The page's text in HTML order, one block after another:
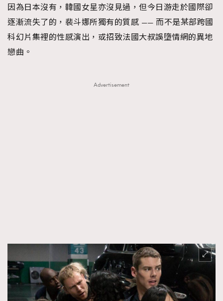
因為日本沒有，韓國女星亦沒見過，但今日游走於國際卻
逐漸流失了的，裴斗娜所獨有的質感 —— 而不是某部跨國
科幻片集裡的性感演出，或招致法國大叔誤墮情網的異地
戀曲。
Advertisement